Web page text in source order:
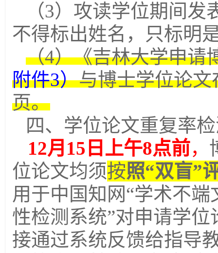
（3）攻读学位期间发
不得标出姓名，只标明
（4）《吉林大学申请
附件3）与博士学位论
页。
四、学位论文重复率
12月 15 日上午8点前，
位论文均须按照“双盲”
用于中国知网“学术不
性检测系统”对申请学
接通过系统反馈给指导